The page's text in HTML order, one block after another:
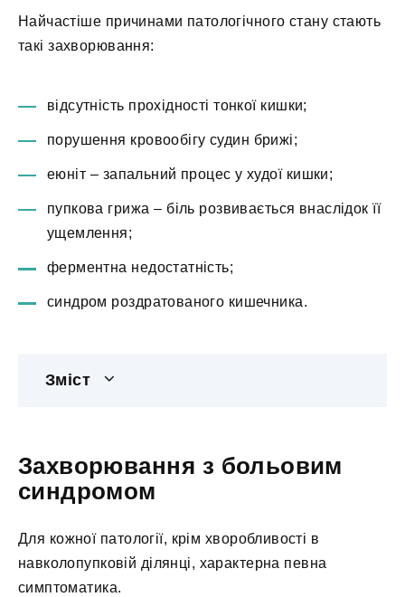
Найчастіше причинами патологічного стану стають
такі захворювання:
відсутність прохідності тонкої кишки;
порушення кровообігу судин брижі;
еюніт – запальний процес у худої кишки;
пупкова грижа – біль розвивається внаслідок її
ущемлення;
ферментна недостатність;
синдром роздратованого кишечника.
Зміст
Захворювання з больовим
синдромом
Для кожної патології, крім хворобливості в
навколопупковій ділянці, характерна певна
симптоматика.